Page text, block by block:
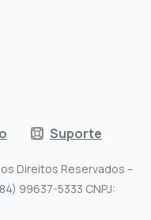
Suporte
Direitos Reservados –
99637-5333 CNPJ: